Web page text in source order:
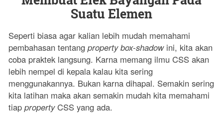
Suatu Elemen
Seperti biasa agar kalian lebih mudah memahami
pembahasan tentang property box-shadowini, kita akan
coba praktek langsung. Karna memang ilmu CSS akan
lebih nempel di kepala kalau kita sering
menggunakannya. Bukan karna dihapal. Semakin sering
kita latihan maka akan semakin mudah kita memahami
tiap propertyCSS yang ada.